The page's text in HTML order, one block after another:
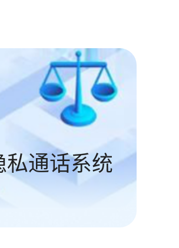
私通话系统